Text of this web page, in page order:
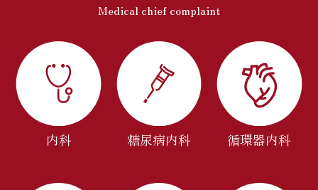
Medical chief complaint
内科 糖尿病内科 循環器内科